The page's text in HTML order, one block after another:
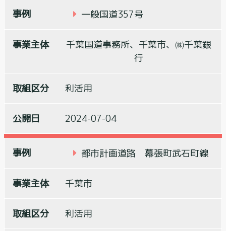
一般国道357号
千葉国道事務所、千葉市、㈱千葉銀
行
利活用
2024-07-04
都市計画道路 幕張町武石町線
千葉市
利活用